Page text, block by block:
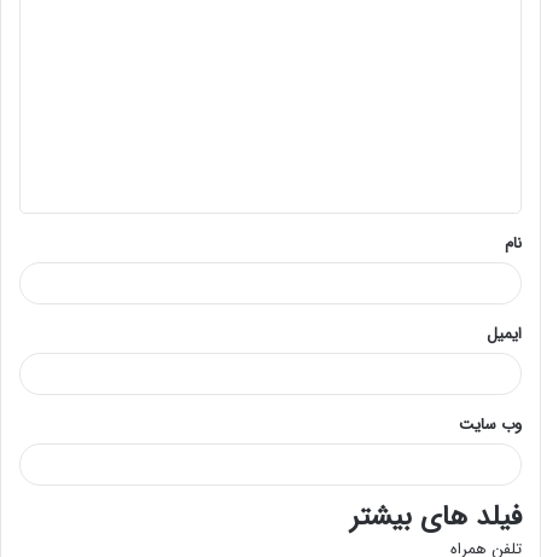
*
نام
ایمیل
وب‌ سایت
فیلد های بیشتر
تلفن همراه